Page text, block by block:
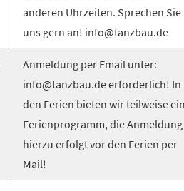
anderen Uhrzeiten. Sprechen Sie
uns gern an! info@tanzbau.de
Anmeldung per Email unter:
info@tanzbau.de erforderlich! In
den Ferien bieten wir teilweise ein
Ferienprogramm, die Anmeldung
hierzu erfolgt vor den Ferien per
Mail!